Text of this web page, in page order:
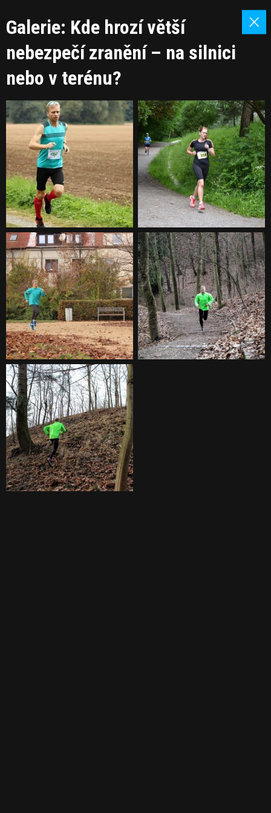
Galerie: Kde hrozí větší
nebezpečí zranění – na silnici
nebo v terénu?